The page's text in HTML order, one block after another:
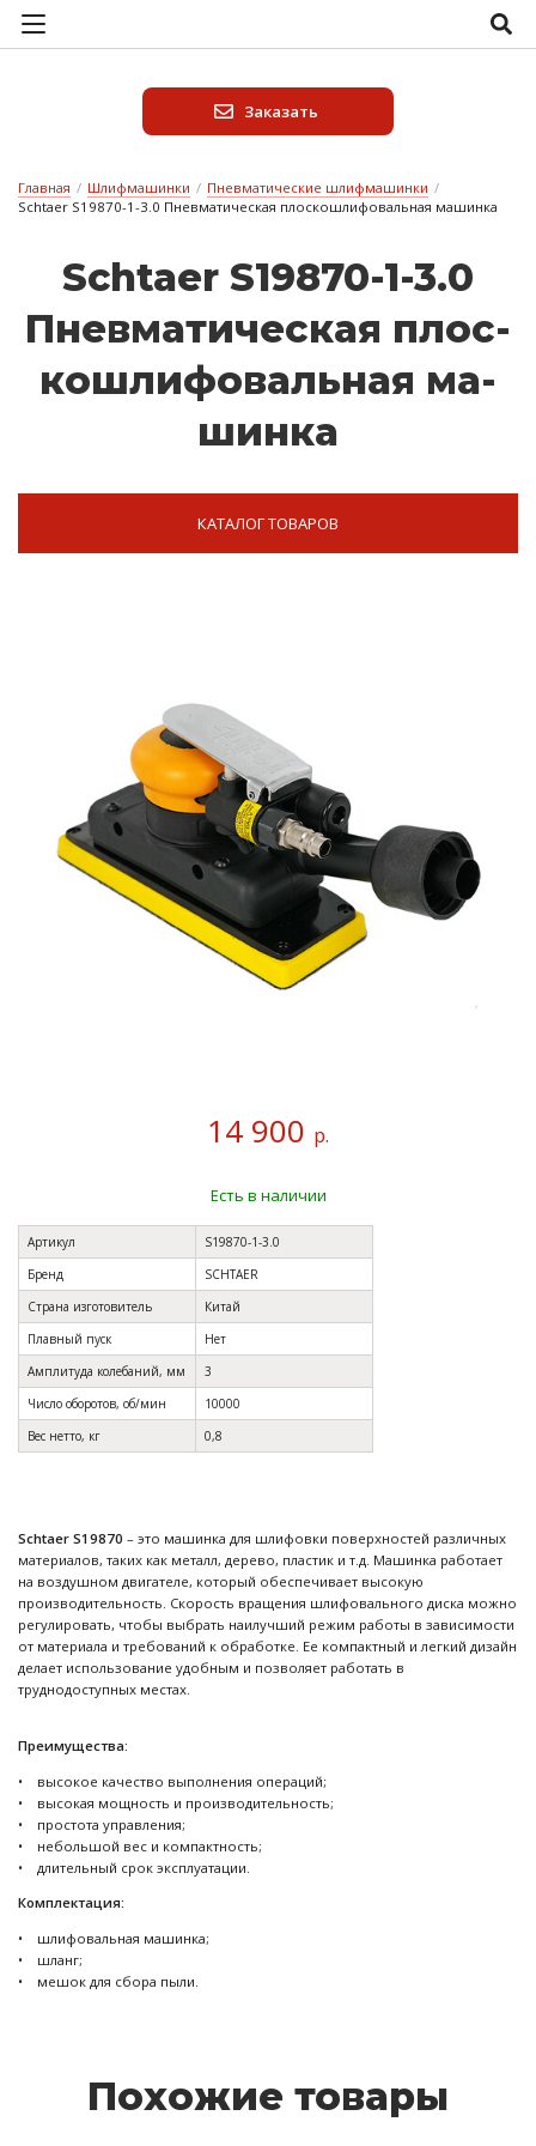
Заказать
Главная / Шлифмашинки / Пневматические шлифмашинки /
Schtaer S19870-1-3.0 Пневматическая плоскошлифовальная машинка
Schtaer S19870-1-3.0
Пнев­ма­ти­чес­кая плос­
кошли­фо­валь­ная ма­
шин­ка
КАТАЛОГ ТОВАРОВ
14 900 р.
Есть в наличии
Артикул
S19870-1-3.0
Бренд
SCHTAER
Страна изготовитель
Китай
Плавный пуск
Нет
Амплитуда колебаний, мм
3
Число оборотов, об/мин
10000
Вес нетто, кг
0,8
Schtaer S19870 – это машинка для шлифовки поверхностей различных
материалов, таких как металл, дерево, пластик и т.д. Машинка работает
на воздушном двигателе, который обеспечивает высокую
производительность. Скорость вращения шлифовального диска можно
регулировать, чтобы выбрать наилучший режим работы в зависимости
от материала и требований к обработке. Ее компактный и легкий дизайн
делает использование удобным и позволяет работать в
труднодоступных местах.
Преимущества:
• высокое качество выполнения операций;
• высокая мощность и производительность;
• простота управления;
• небольшой вес и компактность;
• длительный срок эксплуатации.
Комплектация:
• шлифовальная машинка;
• шланг;
• мешок для сбора пыли.
Похожие товары